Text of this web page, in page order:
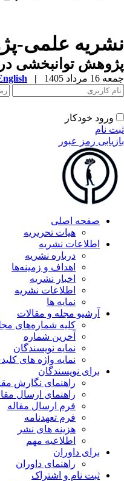
علمی-
توانبخشی در
مرداد 1405 |
English
ورود خودکار
نام
رمز عبور
صفحه اصلی
هیات تحریریه
اطلاعات نشریه
درباره نشریه
اهداف و زمینه‌ها
اخبار نشریه
اطلاعات نشریه
نمایه ها
آرشیو مجله و مقالات
کلیه شماره‌های مجله
آخرین شماره
نمایه نویسندگان
نمایه واژه های کلیدی
برای نویسندگان
راهنمای نگارش
راهنمای ارسال مقاله
فرم ارسال مقاله
فرم تعهدنامه
هزینه های نشر
اطلاعیه مهم
برای داوران
راهنمای داوران
ثبت نام و اشتراک